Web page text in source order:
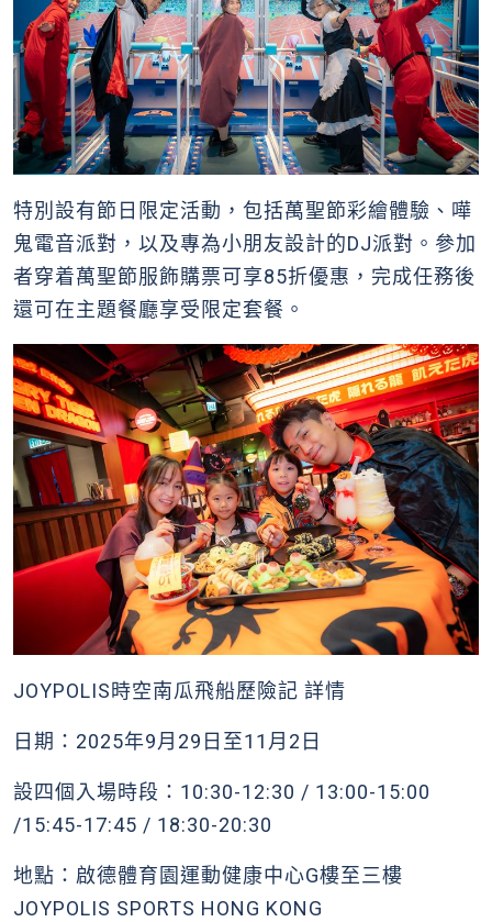
特別設有節日限定活動，包括萬聖節彩繪體驗、嘩
鬼電音派對，以及專為小朋友設計的DJ派對。參加
者穿着萬聖節服飾購票可享85折優惠，完成任務後
還可在主題餐廳享受限定套餐。
JOYPOLIS時空南瓜飛船歷險記 詳情
日期：2025年9月29日至11月2日
設四個入場時段：10:30-12:30 / 13:00-15:00
/15:45-17:45 / 18:30-20:30
地點：啟德體育園運動健康中心G樓至三樓
JOYPOLIS SPORTS HONG KONG